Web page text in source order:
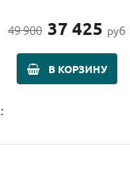
49 900 37 425 руб
В КОРЗИНУ